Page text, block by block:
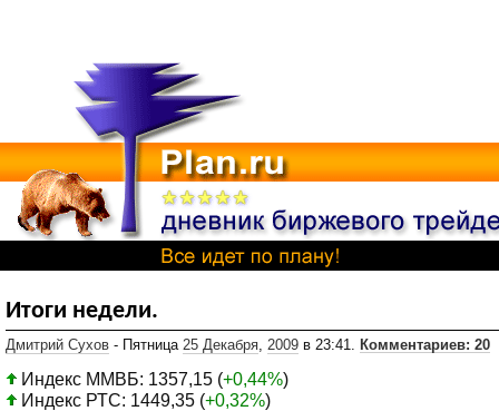
Итоги недели.
Дмитрий Сухов - Пятница 25 Декабря, 2009 в 23:41. Комментариев: 20
Индекс ММВБ: 1357,15 (+0,44%)
Индекс РТС: 1449,35 (+0,32%)